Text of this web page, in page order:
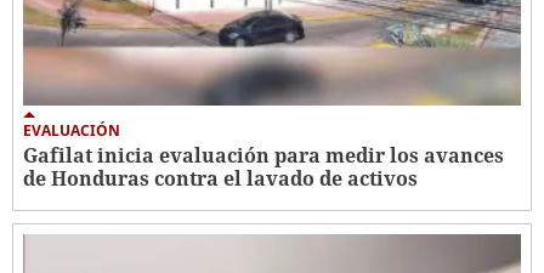
EVALUACIÓN
Gafilat inicia evaluación para medir los avances
de Honduras contra el lavado de activos